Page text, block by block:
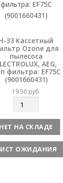
33 Кассетный
Ozone для
пылесоса
AEG,
фильтра: EF75C
(9001660431)
19.50 руб.
л
и
ч
е
НЕТ НА СКЛАДЕ
ОЖИДАНИЯ